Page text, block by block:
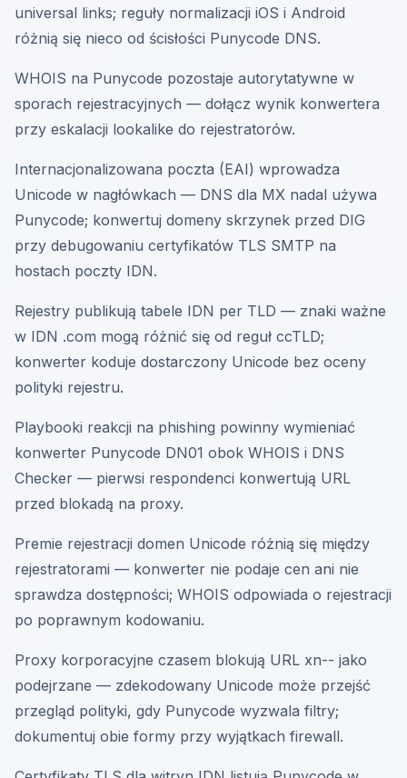
universal links; reguły normalizacji iOS i Android
różnią się nieco od ścisłości Punycode DNS.
WHOIS na Punycode pozostaje autorytatywne w
sporach rejestracyjnych — dołącz wynik konwertera
przy eskalacji lookalike do rejestratorów.
Internacjonalizowana poczta (EAI) wprowadza
Unicode w nagłówkach — DNS dla MX nadal używa
Punycode; konwertuj domeny skrzynek przed DIG
przy debugowaniu certyfikatów TLS SMTP na
hostach poczty IDN.
Rejestry publikują tabele IDN per TLD — znaki ważne
w IDN .com mogą różnić się od reguł ccTLD;
konwerter koduje dostarczony Unicode bez oceny
polityki rejestru.
Playbooki reakcji na phishing powinny wymieniać
konwerter Punycode DN01 obok WHOIS i DNS
Checker — pierwsi respondenci konwertują URL
przed blokadą na proxy.
Premie rejestracji domen Unicode różnią się między
rejestratorami — konwerter nie podaje cen ani nie
sprawdza dostępności; WHOIS odpowiada o rejestracji
po poprawnym kodowaniu.
Proxy korporacyjne czasem blokują URL xn-- jako
podejrzane — zdekodowany Unicode może przejść
przegląd polityki, gdy Punycode wyzwala filtry;
dokumentuj obie formy przy wyjątkach firewall.